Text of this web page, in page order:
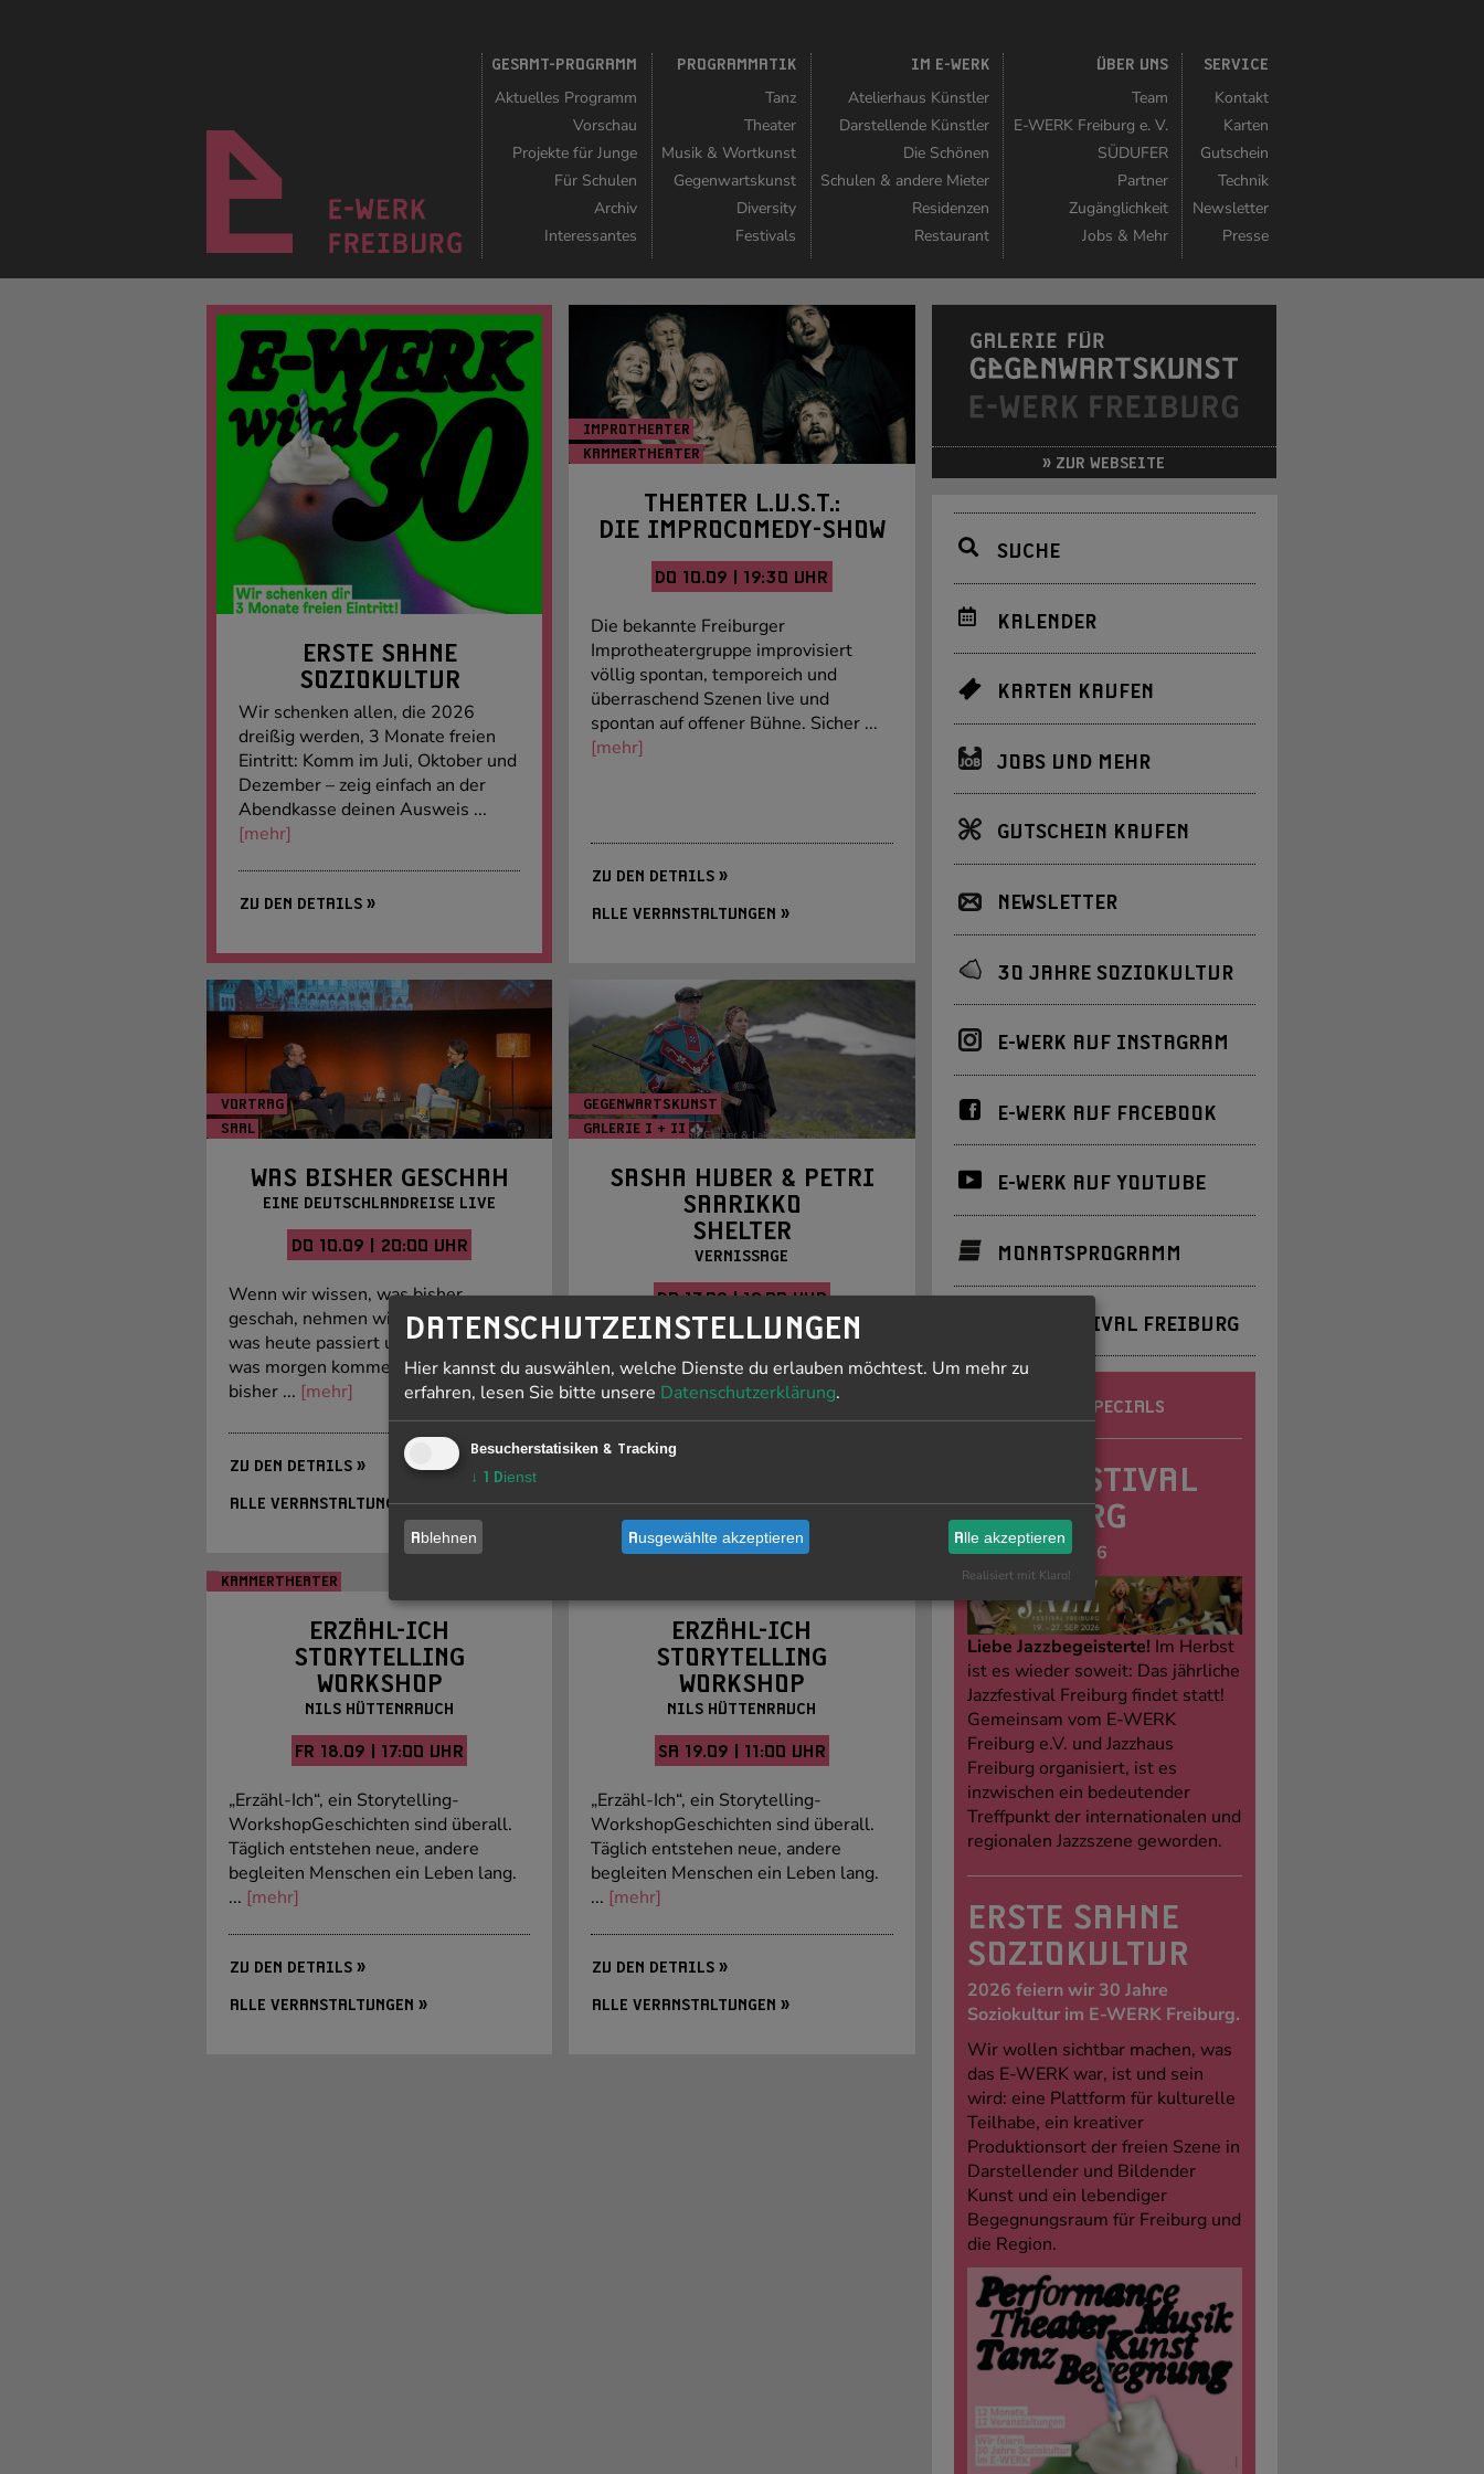
GESAMT-PROGRAMM
Aktuelles Programm
Vorschau
Projekte für Junge
Für Schulen
Archiv
Interessantes
PROGRAMMATIK
Tanz
Theater
Musik & Wortkunst
Gegenwartskunst
Diversity
Festivals
IM E-WERK
Atelierhaus Künstler
Darstellende Künstler
Die Schönen
Schulen & andere Mieter
Residenzen
Restaurant
ÜBER UNS
Team
E-WERK Freiburg e. V.
SÜDUFER
Partner
Zugänglichkeit
Jobs & Mehr
SERVICE
Kontakt
Karten
Gutschein
Technik
Newsletter
Presse
ERSTE SAHNE
SOZIOKULTUR
Wir schenken allen, die 2026
dreißig werden, 3 Monate freien
Eintritt: Komm im Juli, Oktober und
Dezember – zeig einfach an der
Abendkasse deinen Ausweis ...
[mehr]
ZU DEN DETAILS »
IMPROTHEATER
KAMMERTHEATER
THEATER L.U.S.T.:
DIE IMPROCOMEDY-SHOW
DO 10.09 | 19:30 UHR
Die bekannte Freiburger
Improtheatergruppe improvisiert
völlig spontan, temporeich und
überraschend Szenen live und
spontan auf offener Bühne. Sicher ...
[mehr]
ZU DEN DETAILS »
ALLE VERANSTALTUNGEN »
VORTRAG
SAAL
WAS BISHER GESCHAH
EINE DEUTSCHLANDREISE LIVE
DO 10.09 | 20:00 UHR
Wenn wir wissen, was bisher
geschah, nehmen wir intensiver wahr,
was heute passiert und verstehen,
was morgen kommen kann.In Was
bisher ... [mehr]
ZU DEN DETAILS »
ALLE VERANSTALTUNGEN »
GEGENWARTSKUNST
GALERIE I + II
Foto: Sasha Huber, Tlingit Glacier & Lakes – A reparative
SASHA HUBER & PETRI
SAARIKKO
SHELTER
VERNISSAGE
DO 17.09 | 19:00 UHR
Vernissage: Do 17.9.2026 | 19 Uhr |
Foyer E-WERKAusstellung: Fr 18.9. -
8.11.2026 | Galerie I + ...[mehr]
ALLE VERANSTALTUNGEN »
PERFORMANCE
KAMMERTHEATER
Foto: Tamara Burk
ERZÄHL-ICH
STORYTELLING
WORKSHOP
NILS HÜTTENRAUCH
FR 18.09 | 17:00 UHR
„Erzähl-Ich“, ein Storytelling-
WorkshopGeschichten sind überall.
Täglich entstehen neue, andere
begleiten Menschen ein Leben lang.
... [mehr]
ZU DEN DETAILS »
ALLE VERANSTALTUNGEN »
WORKSHOP
PERFORMANCE
Foto: Tamara Burk
ERZÄHL-ICH
STORYTELLING
WORKSHOP
NILS HÜTTENRAUCH
SA 19.09 | 11:00 UHR
„Erzähl-Ich“, ein Storytelling-
WorkshopGeschichten sind überall.
Täglich entstehen neue, andere
begleiten Menschen ein Leben lang.
... [mehr]
ZU DEN DETAILS »
ALLE VERANSTALTUNGEN »
» ZUR WEBSEITE
SUCHE
KALENDER
KARTEN KAUFEN
JOBS UND MEHR
GUTSCHEIN KAUFEN
NEWSLETTER
30 JAHRE SOZIOKULTUR
E-WERK AUF INSTAGRAM
E-WERK AUF FACEBOOK
E-WERK AUF YOUTUBE
MONATSPROGRAMM
JAZZFESTIVAL FREIBURG
PREMIEREN & SPECIALS
JAZZFESTIVAL
FREIBURG
19. - 27.09.2026
Liebe Jazzbegeisterte! Im Herbst
ist es wieder soweit: Das jährliche
Jazzfestival Freiburg findet statt!
Gemeinsam vom E-WERK
Freiburg e.V. und Jazzhaus
Freiburg organisiert, ist es
inzwischen ein bedeutender
Treffpunkt der internationalen und
regionalen Jazzszene geworden.
ERSTE SAHNE
SOZIOKULTUR
2026 feiern wir 30 Jahre
Soziokultur im E-WERK Freiburg.
Wir wollen sichtbar machen, was
das E-WERK war, ist und sein
wird: eine Plattform für kulturelle
Teilhabe, ein kreativer
Produktionsort der freien Szene in
Darstellender und Bildender
Kunst und ein lebendiger
Begegnungsraum für Freiburg und
die Region.
DATENSCHUTZEINSTELLUNGEN
Hier kannst du auswählen, welche Dienste du erlauben möchtest. Um mehr zu
erfahren, lesen Sie bitte unsere Datenschutzerklärung.
Besucherstatisiken & Tracking
↓ 1 Dienst
Ablehnen Ausgewählte akzeptieren Alle akzeptieren
Realisiert mit Klaro!